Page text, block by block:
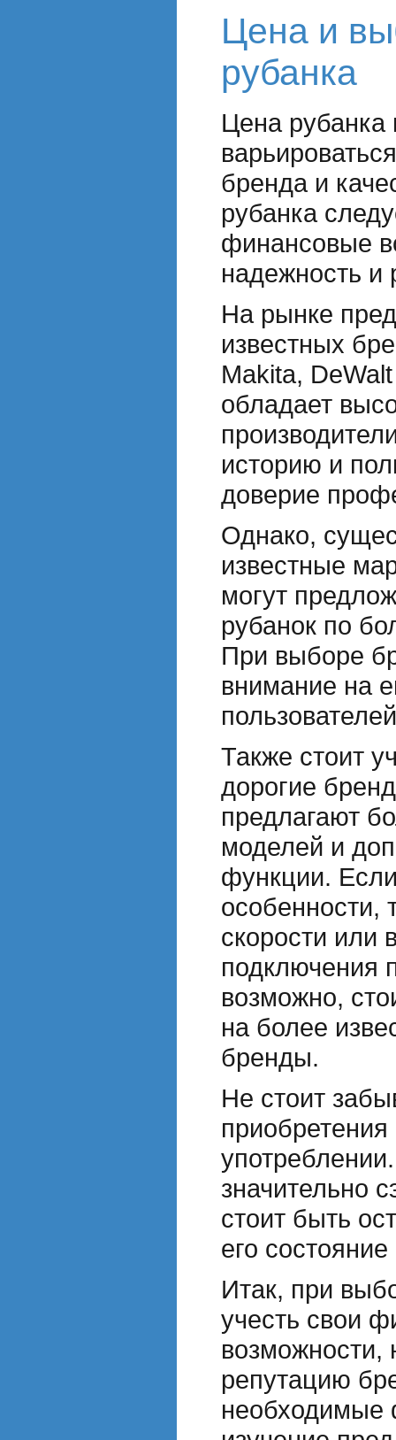
Цена и
рубанка
Цена рубанка
бренда и
рубанка
финансовые
надежность и
На рынке
известных
Makita,
обладает
историю и
доверие
Однако,
известные
могут
рубанок по
При выборе
внимание на
Также стоит
дорогие
предлагают
моделей и
функции.
особенности,
скорости или
подключения
возможно,
на более
бренды.
Не стоит
значительно
стоит быть
его
Итак, при
учесть свои
возможности,
репутацию
необходимые